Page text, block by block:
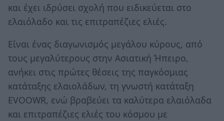
και έχει ιδρύσει σχολή που ειδικεύεται στο
ελαιόλαδο και τις επιτραπέζιες ελιές.
Είναι ένας διαγωνισμός μεγάλου κύρους, από
τους μεγαλύτερους στην Ασιατική Ήπειρο,
ανήκει στις πρώτες θέσεις της παγκόσμιας
κατάταξης ελαιολάδων, τη γνωστή κατάταξη
EVOOWR, ενώ βραβεύει τα καλύτερα ελαιόλαδα
και επιτραπέζιες ελιές του κόσμου με